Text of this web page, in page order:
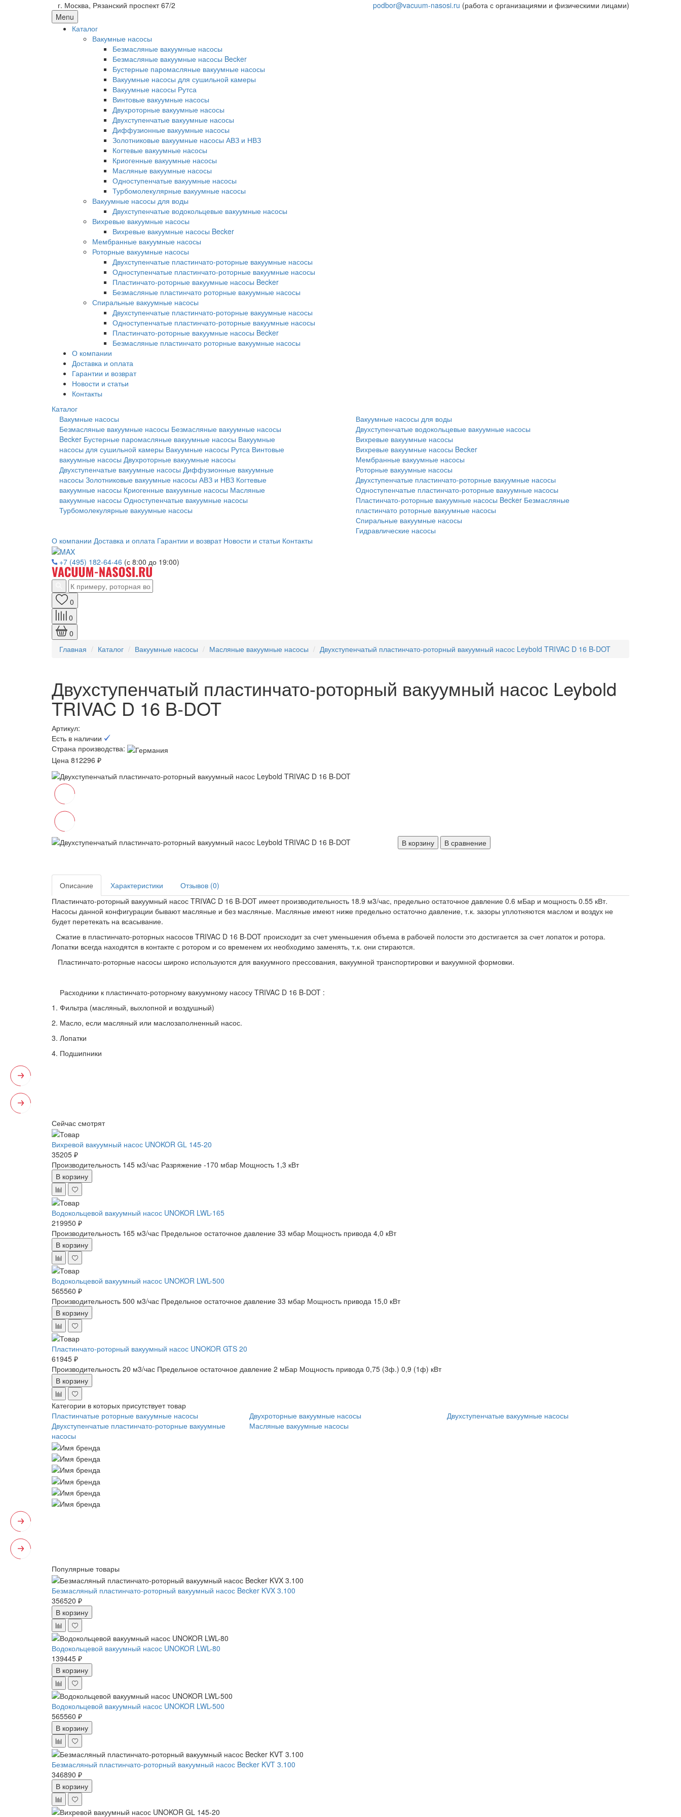
г. Москва, Рязанский проспект 67/2 podbor@vacuum-nasosi.ru (работа с организациями и физическими лицами)
Menu
Каталог
Вакумные насосы
Безмасляные вакуумные насосы
Безмасляные вакуумные насосы Becker
Бустерные паромасляные вакуумные насосы
Вакуумные насосы для сушильной камеры
Вакуумные насосы Рутса
Винтовые вакуумные насосы
Двухроторные вакуумные насосы
Двухступенчатые вакуумные насосы
Диффузионные вакуумные насосы
Золотниковые вакуумные насосы АВЗ и НВЗ
Когтевые вакуумные насосы
Криогенные вакуумные насосы
Масляные вакуумные насосы
Одноступенчатые вакуумные насосы
Турбомолекулярные вакуумные насосы
Вакуумные насосы для воды
Двухступенчатые водокольцевые вакуумные насосы
Вихревые вакуумные насосы
Вихревые вакуумные насосы Becker
Мембранные вакуумные насосы
Роторные вакуумные насосы
Двухступенчатые пластинчато-роторные вакуумные насосы
Одноступенчатые пластинчато-роторные вакуумные насосы
Пластинчато-роторные вакуумные насосы Becker
Безмасляные пластинчато роторные вакуумные насосы
Спиральные вакуумные насосы
Двухступенчатые пластинчато-роторные вакуумные насосы
Одноступенчатые пластинчато-роторные вакуумные насосы
Пластинчато-роторные вакуумные насосы Becker
Безмасляные пластинчато роторные вакуумные насосы
О компании
Доставка и оплата
Гарантии и возврат
Новости и статьи
Контакты
Каталог
Вакумные насосы
Безмасляные вакуумные насосы Безмасляные вакуумные насосы
Becker Бустерные паромасляные вакуумные насосы Вакуумные
насосы для сушильной камеры Вакуумные насосы Рутса Винтовые
вакуумные насосы Двухроторные вакуумные насосы
Двухступенчатые вакуумные насосы Диффузионные вакуумные
насосы Золотниковые вакуумные насосы АВЗ и НВЗ Когтевые
вакуумные насосы Криогенные вакуумные насосы Масляные
вакуумные насосы Одноступенчатые вакуумные насосы
Турбомолекулярные вакуумные насосы
Вакуумные насосы для воды
Двухступенчатые водокольцевые вакуумные насосы
Вихревые вакуумные насосы
Вихревые вакуумные насосы Becker
Мембранные вакуумные насосы
Роторные вакуумные насосы
Двухступенчатые пластинчато-роторные вакуумные насосы
Одноступенчатые пластинчато-роторные вакуумные насосы
Пластинчато-роторные вакуумные насосы Becker Безмасляные
пластинчато роторные вакуумные насосы
Спиральные вакуумные насосы
Гидравлические насосы
О компании Доставка и оплата Гарантии и возврат Новости и статьи Контакты
+7 (495) 182-64-46 (с 8:00 до 19:00)
0
0
0
Главная
Каталог Вакуумные насосы Масляные вакуумные насосы Двухступенчатый пластинчато-роторный вакуумный насос Leybold TRIVAC D 16 B-DOT
Двухступенчатый пластинчато-роторный вакуумный насос Leybold
TRIVAC D 16 B-DOT
Артикул:
Есть в наличии
Страна производства:
Цена 812296 ₽
В корзину В сравнение
Описание Характеристики
Отзывов (0)
Пластинчато-роторный вакуумный насос TRIVAC D 16 B-DOT имеет производительность 18.9 м3/час, предельно остаточное давление 0.6 мБар и мощность 0.55 кВт.
Насосы данной конфигурации бывают масляные и без масляные. Масляные имеют ниже предельно остаточно давление, т.к. зазоры уплотняются маслом и воздух не
будет перетекать на всасывание.
Сжатие в пластинчато-роторных насосов TRIVAC D 16 B-DOT происходит за счет уменьшения объема в рабочей полости это достигается за счет лопаток и ротора.
Лопатки всегда находятся в контакте с ротором и со временем их необходимо заменять, т.к. они стираются.
Пластинчато-роторные насосы широко используются для вакуумного прессования, вакуумной транспортировки и вакуумной формовки.
Расходники к пластинчато-роторному вакуумному насосу TRIVAC D 16 B-DOT :
1. Фильтра (масляный, выхлопной и воздушный)
2. Масло, если масляный или маслозаполненный насос.
3. Лопатки
4. Подшипники
Сейчас смотрят
Вихревой вакуумный насос UNOKOR GL 145-20
35205 ₽
Производительность 145 м3/час Разряжение -170 мбар Мощность 1,3 кВт
В корзину
Водокольцевой вакуумный насос UNOKOR LWL-165
219950 ₽
Производительность 165 м3/час Предельное остаточное давление 33 мбар Мощность привода 4,0 кВт
В корзину
Водокольцевой вакуумный насос UNOKOR LWL-500
565560 ₽
Производительность 500 м3/час Предельное остаточное давление 33 мбар Мощность привода 15,0 кВт
В корзину
Пластинчато-роторный вакуумный насос UNOKOR GTS 20
61945 ₽
Производительность 20 м3/час Предельное остаточное давление 2 мБар Мощность привода 0,75 (3ф.) 0,9 (1ф) кВт
В корзину
Категории в которых присутствует товар
Пластинчатые роторные вакуумные насосы
Двухроторные вакуумные насосы
Двухступенчатые вакуумные насосы
Двухступенчатые пластинчато-роторные вакуумные
насосы
Масляные вакуумные насосы
Популярные товары
Безмасляный пластинчато-роторный вакуумный насос Becker KVX 3.100
356520 ₽
В корзину
Водокольцевой вакуумный насос UNOKOR LWL-80
139445 ₽
В корзину
Водокольцевой вакуумный насос UNOKOR LWL-500
565560 ₽
В корзину
Безмасляный пластинчато-роторный вакуумный насос Becker KVT 3.100
346890 ₽
В корзину